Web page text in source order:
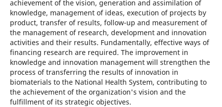
achievement of the vision, generation and assimilation of
knowledge, management of ideas, execution of projects by
product, transfer of results, follow-up and measurement of
the management of research, development and innovation
activities and their results. Fundamentally, effective ways of
financing research are required. The improvement in
knowledge and innovation management will strengthen the
process of transferring the results of innovation in
biomaterials to the National Health System, contributing to
the achievement of the organization's vision and the
fulfillment of its strategic objectives.